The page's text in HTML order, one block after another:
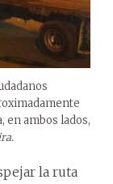
en ambos lados,
la ruta